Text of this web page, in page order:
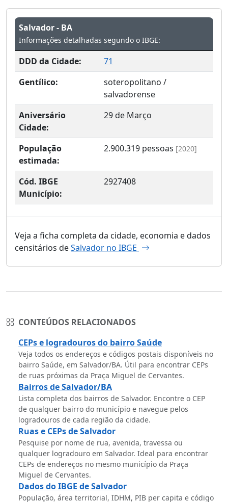
Salvador - BA
Informações detalhadas segundo o IBGE:
DDD da Cidade:
71
Gentílico:
soteropolitano /
salvadorense
Aniversário
Cidade:
29 de Março
População
estimada:
2.900.319 pessoas [2020]
Cód. IBGE
Município:
2927408
Veja a ficha completa da cidade, economia e dados
censitários deSalvador no IBGE
CONTEÚDOS RELACIONADOS
CEPs e logradouros do bairro Saúde
Veja todos os endereços e códigos postais disponíveis no
bairro Saúde, em Salvador/BA. Útil para encontrar CEPs
de ruas próximas da Praça Miguel de Cervantes.
Bairros de Salvador/BA
Lista completa dos bairros de Salvador. Encontre o CEP
de qualquer bairro do município e navegue pelos
logradouros de cada região da cidade.
Ruas e CEPs de Salvador
Pesquise por nome de rua, avenida, travessa ou
qualquer logradouro em Salvador. Ideal para encontrar
CEPs de endereços no mesmo município da Praça
Miguel de Cervantes.
Dados do IBGE de Salvador
População, área territorial, IDHM, PIB per capita e código